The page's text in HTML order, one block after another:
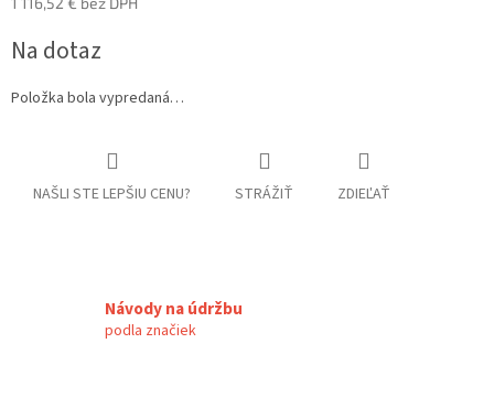
cena:
Na dotaz
Položka bola vypredaná…
NAŠLI STE LEPŠIU CENU? STRÁŽIŤ ZDIEĽAŤ
Návody na údržbu
podla značiek